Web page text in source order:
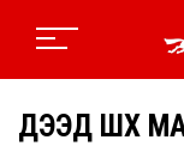
ДЭЭД ШҮҮХ